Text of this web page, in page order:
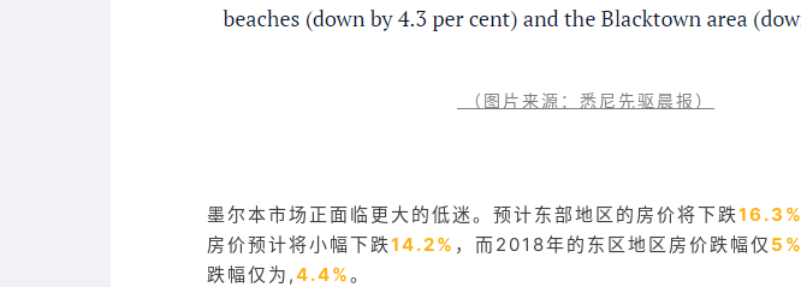
（图片来源：悉尼先驱晨报）
墨尔本市场正面临更大的低迷。预计东部地区的房价将下跌16.3%
房价预计将小幅下跌14.2% ，而2018年的东区地区房价跌幅仅 5%
跌幅仅为,4.4%。